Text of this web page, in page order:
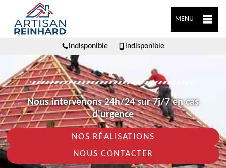
MENU
indisponible indisponible
Nous intervenons 24h/24 sur 7j/7 en cas
d'urgence
NOS RÉALISATIONS
NOUS CONTACTER